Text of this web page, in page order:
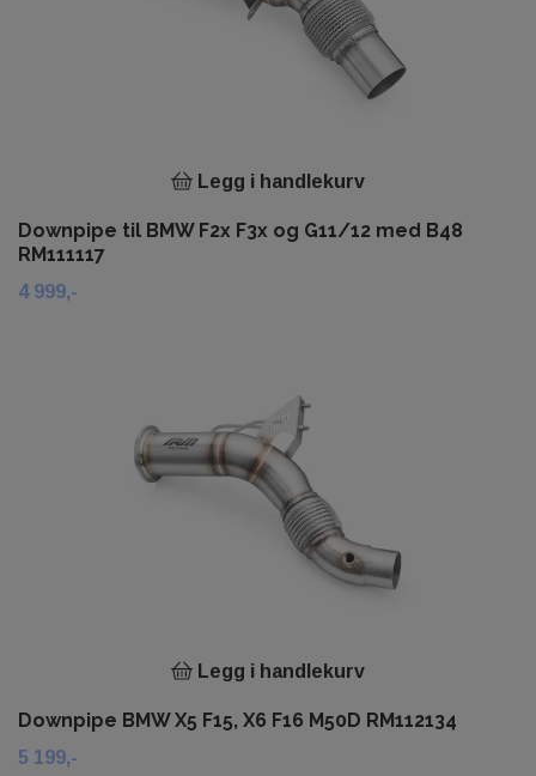
Legg i handlekurv
Downpipe til BMW F2x F3x og G11/12 med B48
RM111117
4 999,-
Legg i handlekurv
Downpipe BMW X5 F15, X6 F16 M50D RM112134
5 199,-